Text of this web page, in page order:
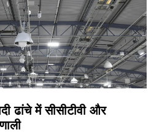
ढांचे में सीसीटीवी और